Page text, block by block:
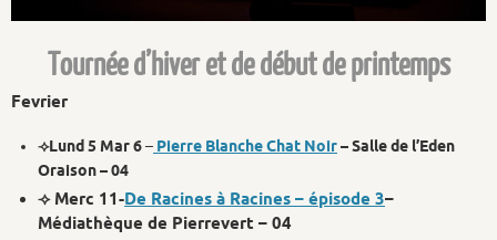
Tournée d’hiver et de début de printemps
Fevrier
⟢Lund 5 Mar 6– Pierre Blanche Chat Noir– Salle de l’Eden
Oraison – 04
⟢ Merc 11-De Racines à Racines – épisode 3–
Médiathèque de Pierrevert – 04